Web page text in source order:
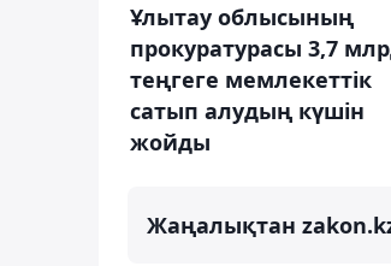
Ұлытау облысының
прокуратурасы 3,7
теңгеге мемлекеттік
сатып алудың күшін
жойды
Жаңалықтан